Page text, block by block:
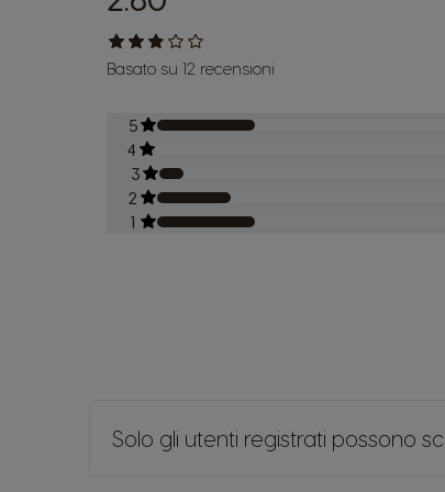
Basato su 12 recensioni
5
4
3
2
1
Solo gli utenti registrati possono